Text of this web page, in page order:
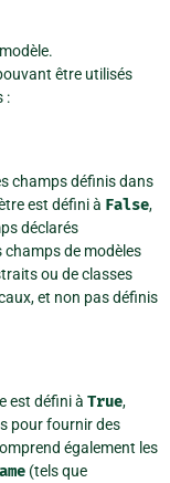
être utilisés
:
champs définis dans
est défini à False,
déclarés
champs de modèles
ou de classes
et non pas définis
est défini àTrue,
pour fournir des
également les
(tels que